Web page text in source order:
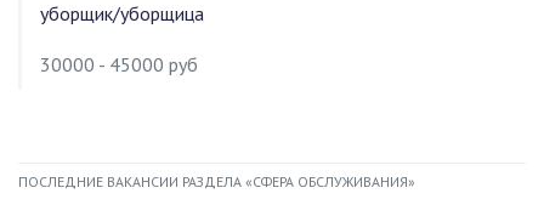
уборщик/уборщица
30000 - 45000 руб
ПОСЛЕДНИЕ ВАКАНСИИ РАЗДЕЛА «СФЕРА ОБСЛУЖИВАНИЯ»